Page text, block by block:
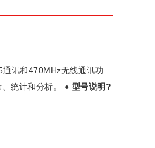
讯和470MHz无线通讯功
统计和分析。 ● 型号说明?